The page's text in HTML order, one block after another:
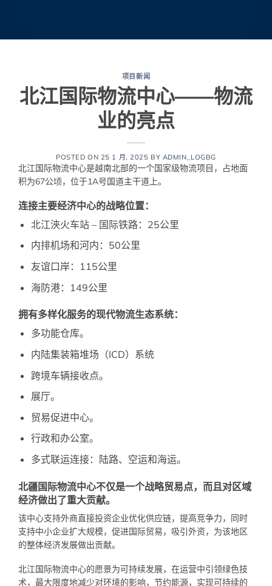
项目新闻
北江国际物流中心——物流
业的亮点
POSTED ON 25 1 月, 2025 BY ADMIN_LOGBG
北江国际物流中心是越南北部的一个国家级物流项目，占地面
积为67公顷，位于1A号国道主干道上。
连接主要经济中心的战略位置：
北江浹火车站 – 国际铁路：25公里
内排机场和河内：50公里
友谊口岸：115公里
海防港：149公里
拥有多样化服务的现代物流生态系统：
多功能仓库。
内陆集装箱堆场（ICD）系统
跨境车辆接收点。
展厅。
贸易促进中心。
行政和办公室。
多式联运连接：陆路、空运和海运。
北疆国际物流中心不仅是一个战略贸易点，而且对区域
经济做出了重大贡献。
该中心支持外商直接投资企业优化供应链，提高竞争力，同时
支持中小企业扩大规模，促进国际贸易，吸引外资，为该地区
的整体经济发展做出贡献。
北江国际物流中心的愿景为可持续发展，在运营中引领绿色技
术，最大限度地减少对环境的影响，节约能源，实现可持续的